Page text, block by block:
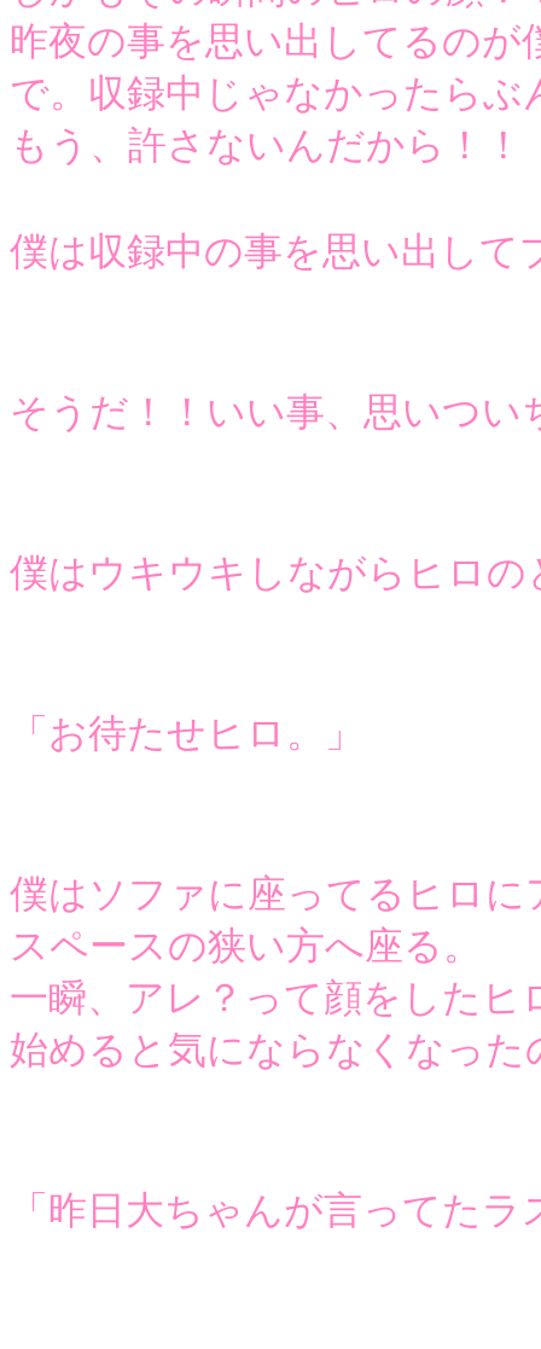
昨夜の事を思い出してるの
で。収録中じゃなかったら
もう、許さないんだから！！
僕は収録中の事を思い出して
そうだ！！いい事、思いつい
僕はウキウキしながらヒロの
「お待たせヒロ。」
僕はソファに座ってるヒロ
スペースの狭い方へ座る。
一瞬、アレ？って顔をした
始めると気にならなくなっ
「昨日大ちゃんが言ってた